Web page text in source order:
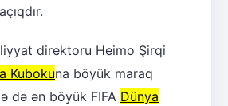
direktoru Heimo Şirqi
Kubokuna böyük maraq
də ən böyük FIFA Dünya